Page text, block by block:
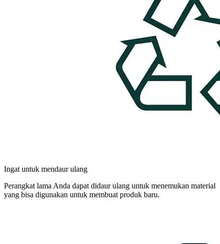
Ingat untuk mendaur ulang
Perangkat lama Anda dapat didaur ulang untuk menemukan material
yang bisa digunakan untuk membuat produk baru.